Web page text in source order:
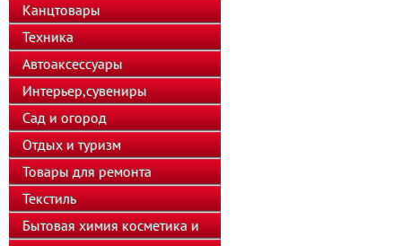
Канцтовары
Техника
Автоаксессуары
Интерьер,сувениры
Сад и огород
Отдых и туризм
Товары для ремонта
Текстиль
Бытовая химия косметика и